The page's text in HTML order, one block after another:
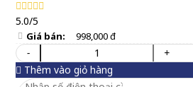
5.0/5
Giá bán: 998,000 đ
-
+
Thêm vào giỏ hàng